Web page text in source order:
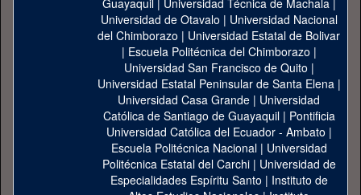
Guayaquil| Universidad Técnica de Machala|
Universidad de Otavalo | Universidad Nacional
del Chimborazo | Universidad Estatal de Bolivar
| Escuela Politécnica del Chimborazo |
Universidad San Francisco de Quito |
Universidad Estatal Peninsular de Santa Elena|
Universidad Casa Grande | Universidad
Católica de Santiago de Guayaquil| Pontificia
Universidad Católica del Ecuador - Ambato |
Escuela Politécnica Nacional| Universidad
Politécnica Estatal del Carchi| Universidad de
Especialidades Espíritu Santo | Instituto de